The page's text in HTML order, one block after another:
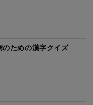
のための漢字クイズ